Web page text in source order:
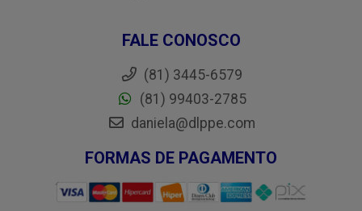
FALE CONOSCO
(81) 3445-6579
(81) 99403-2785
daniela@dlppe.com
FORMAS DE PAGAMENTO